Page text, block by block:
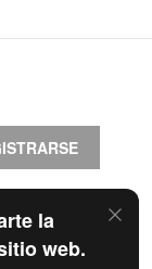
la
web.